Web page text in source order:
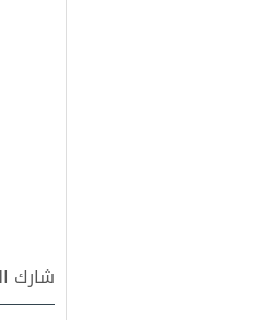
شارك